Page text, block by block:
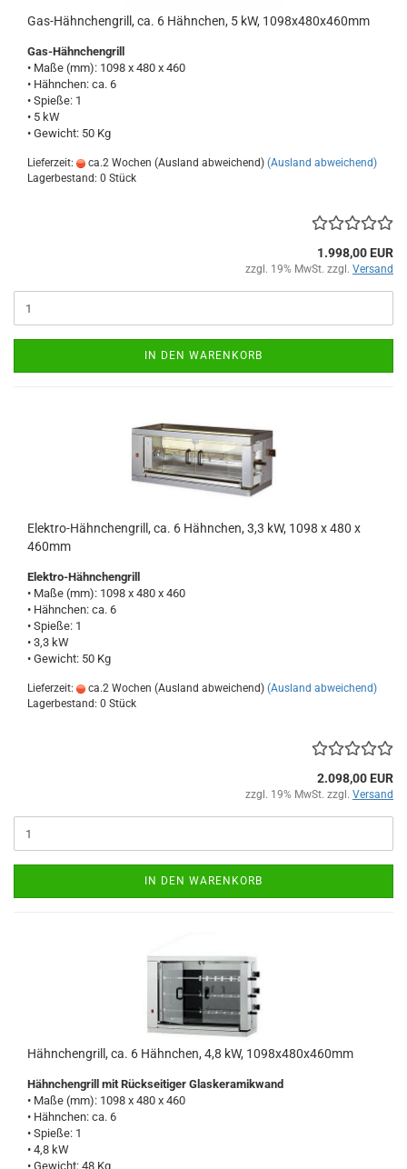
Gas-Hähnchengrill, ca. 6 Hähnchen, 5 kW, 1098x480x460mm
Gas-Hähnchengrill
• Maße (mm): 1098 x 480 x 460
• Hähnchen: ca. 6
• Spieße: 1
• 5 kW
• Gewicht: 50 Kg
Lieferzeit: ca.2 Wochen (Ausland abweichend) (Ausland abweichend)
Lagerbestand: 0 Stück
1.998,00 EUR
zzgl. 19% MwSt. zzgl. Versand
IN DEN WARENKORB
Elektro-Hähnchengrill, ca. 6 Hähnchen, 3,3 kW, 1098 x 480 x
460mm
Elektro-Hähnchengrill
• Maße (mm): 1098 x 480 x 460
• Hähnchen: ca. 6
• Spieße: 1
• 3,3 kW
• Gewicht: 50 Kg
Lieferzeit: ca.2 Wochen (Ausland abweichend) (Ausland abweichend)
Lagerbestand: 0 Stück
2.098,00 EUR
zzgl. 19% MwSt. zzgl. Versand
IN DEN WARENKORB
Hähnchengrill, ca. 6 Hähnchen, 4,8 kW, 1098x480x460mm
Hähnchengrill mit Rückseitiger Glaskeramikwand
• Maße (mm): 1098 x 480 x 460
• Hähnchen: ca. 6
• Spieße: 1
• 4,8 kW
• Gewicht: 48 Kg